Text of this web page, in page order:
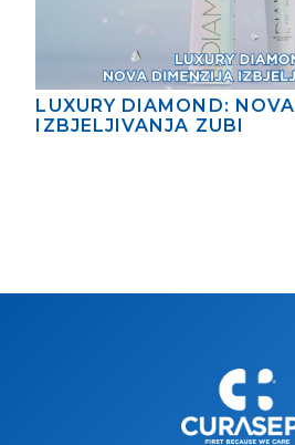
LUXURY DIAMOND:
IZBJELJIVANJA ZUBI